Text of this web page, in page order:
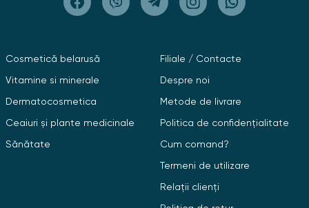
Cosmetică belarusă
Vitamine si minerale
Dermatocosmetica
Ceaiuri și plante medicinale
Sănătate
Filiale / Contacte
Despre noi
Metode de livrare
Politica de confidențialitate
Cum comand?
Termeni de utilizare
Relații clienți